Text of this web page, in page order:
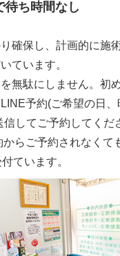
待ち時間なし
確保し、計画的に施
ています。
無駄にしません。初
予約(ご希望の日
してご予約してくだ
からご予約されなくて
ています。